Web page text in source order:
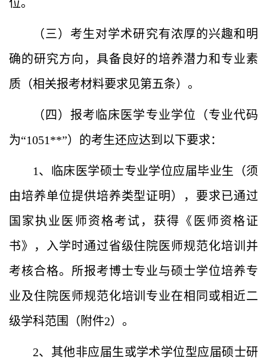
位。
（三）考生对学术研究有浓厚的兴趣和明
确的研究方向，具备良好的培养潜力和专业素
质（相关报考材料要求见第五条）。
（四）报考临床医学专业学位（专业代码
为“1051**”）的考生还应达到以下要求：
1、临床医学硕士专业学位应届毕业生（须
由培养单位提供培养类型证明），要求已通过
国家执业医师资格考试，获得《医师资格证
书》，入学时通过省级住院医师规范化培训并
考核合格。所报考博士专业与硕士学位培养专
业及住院医师规范化培训专业在相同或相近二
级学科范围（附件2）。
2、其他非应届生或学术学位型应届硕士研